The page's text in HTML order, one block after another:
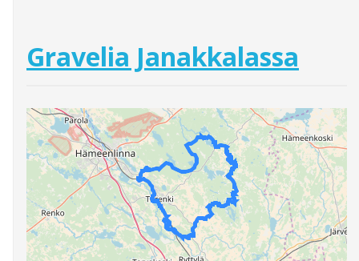
Gravelia Janakkalassa